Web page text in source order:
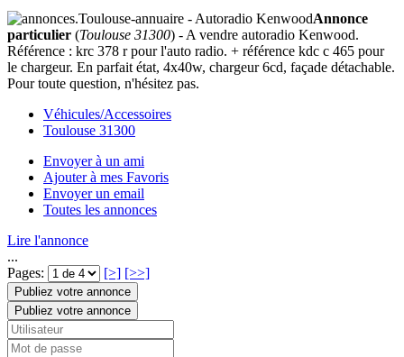
Annonce
particulier (Toulouse 31300) - A vendre autoradio Kenwood.
Référence : krc 378 r pour l'auto radio. + référence kdc c 465 pour
le chargeur. En parfait état, 4x40w, chargeur 6cd, façade détachable.
Pour toute question, n'hésitez pas.
Véhicules/Accessoires
Toulouse 31300
Envoyer à un ami
Ajouter à mes Favoris
Envoyer un email
Toutes les annonces
Lire l'annonce
...
Pages:
[>] [>>]
Publiez votre annonce
Publiez votre annonce